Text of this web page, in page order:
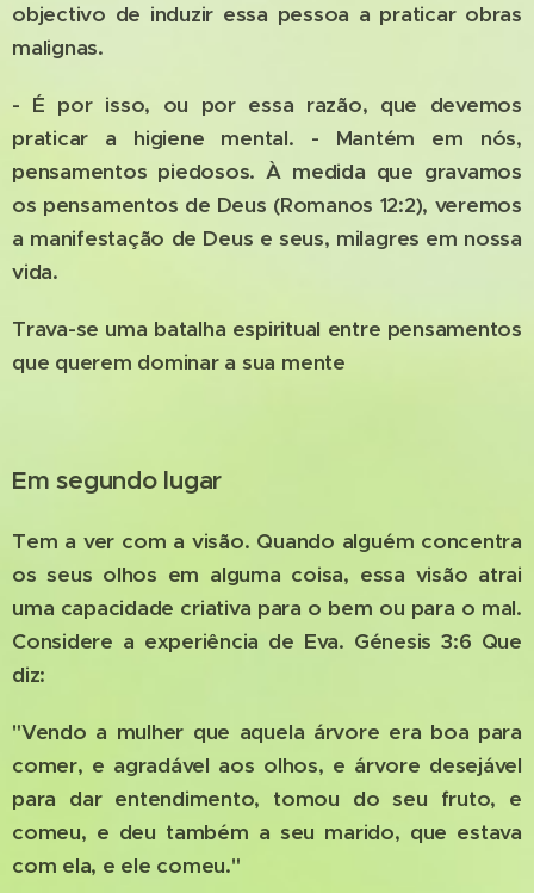
objectivo de induzir essa pessoa a praticar obras
malignas.
- É por isso, ou por essa razão, que devemos
praticar a higiene mental. - Mantém em nós,
pensamentos piedosos. À medida que gravamos
os pensamentos de Deus (Romanos 12:2), veremos
a manifestação de Deus e seus, milagres em nossa
vida.
Trava-se uma batalha espiritual entre pensamentos
que querem dominar a sua mente
Em segundo lugar
Tem a ver com a visão. Quando alguém concentra
os seus olhos em alguma coisa, essa visão atrai
uma capacidade criativa para o bem ou para o mal.
Considere a experiência de Eva. Génesis 3:6 Que
diz:
"Vendo a mulher que aquela árvore era boa para
comer, e agradável aos olhos, e árvore desejável
para dar entendimento, tomou do seu fruto, e
comeu, e deu também a seu marido, que estava
com ela, e ele comeu."